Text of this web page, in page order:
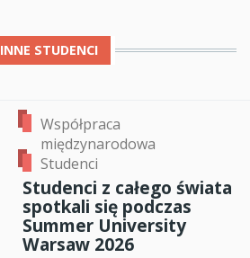
INNE STUDENCI
Współpraca
międzynarodowa
Studenci
Studenci z całego świata
spotkali się podczas
Summer University
Warsaw 2026